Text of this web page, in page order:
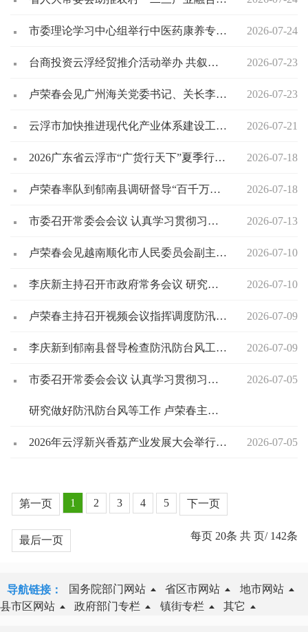
市委理论学习中心组举行中医药康养专题辅导报告会 2026-07-24
台商投资云浮经贸推介活动举办 共叙情谊 共话合作 共谋共赢 卢荣春出席会议并讲话 2026-07-23
卢荣春会见广州海关党委书记、关长李全 深化关地协作 赋能云浮对外贸易高质量发展 2026-07-23
云浮市加快推进现代化产业体系建设工作任务清单落实赋能“两业协同”发展专题会议召开 卢荣春出席会议并讲话 2026-07-21
2026广东省云浮市“广货行天下”夏季行动暨郁南无核黄皮专场推介活动启动 2026-07-18
卢荣春率队到郁南县调研督导“百千万工程”和防汛备汛工作 2026-07-18
市委召开常委会会议 认真学习贯彻习近平总书记重要讲话重要指示精神 研究做好防灾减灾救灾、安全生产和商贸等工作 卢荣春主持会议 2026-07-13
卢荣春会见越南顺化市人民委员会副主席何文俊 2026-07-10
李庆新主持召开市政府常务会议 研究医保基金管理突出问题专项整治和审计整改等工作 2026-07-10
卢荣春主持召开视频会议指挥调度防汛防台风工作 树牢底线思维极限思维 全力以赴筑牢防汛防台风坚固防线 2026-07-09
李庆新到郁南县督导检查防汛防台风工作 周密准备 严阵以待 全力守护人民群众生命财产安全 2026-07-09
市委召开常委会会议 认真学习贯彻习近平总书记在庆祝中国共产党成立105周年大会上的重要讲话精神
研究做好防汛防台风等工作 卢荣春主持会议
2026-07-05
2026年云浮新兴香荔产业发展大会举行 卢荣春出席活动并致辞 2026-07-05
第一页 1 2 3 4 5 下一页
最后一页 每页 20条 共 页/ 142条
导航链接： 国务院部门网站 省区市网站
地市网站
县市区网站
政府部门专栏 镇街专栏 其它